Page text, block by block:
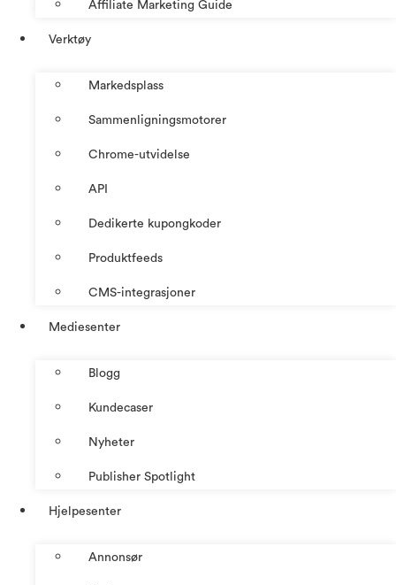
Affiliate Marketing Guide
Verktøy
Markedsplass
Sammenligningsmotorer
Chrome-utvidelse
API
Dedikerte kupongkoder
Produktfeeds
CMS-integrasjoner
Mediesenter
Blogg
Kundecaser
Nyheter
Publisher Spotlight
Hjelpesenter
Annonsør